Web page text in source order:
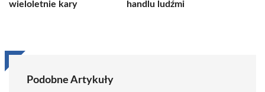
wieloletnie kary
handlu ludźmi
Podobne Artykuły